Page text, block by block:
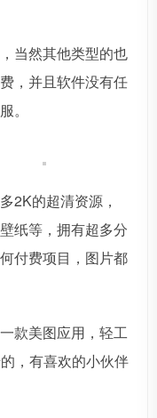
当然其他类型的也
，并且软件没有任
。
2K的超清资源，
纸等，拥有超多分
付费项目，图片都
款美图应用， 轻工
，有喜欢的小伙伴